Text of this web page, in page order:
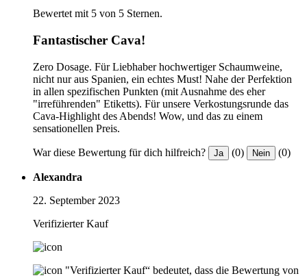
Bewertet mit 5 von 5 Sternen.
Fantastischer Cava!
Zero Dosage. Für Liebhaber hochwertiger Schaumweine,
nicht nur aus Spanien, ein echtes Must! Nahe der Perfektion
in allen spezifischen Punkten (mit Ausnahme des eher
"irreführenden" Etiketts). Für unsere Verkostungsrunde das
Cava-Highlight des Abends! Wow, und das zu einem
sensationellen Preis.
War diese Bewertung für dich hilfreich? Ja (0) Nein (0)
Alexandra
22. September 2023
Verifizierter Kauf
"Verifizierter Kauf“ bedeutet, dass die Bewertung von